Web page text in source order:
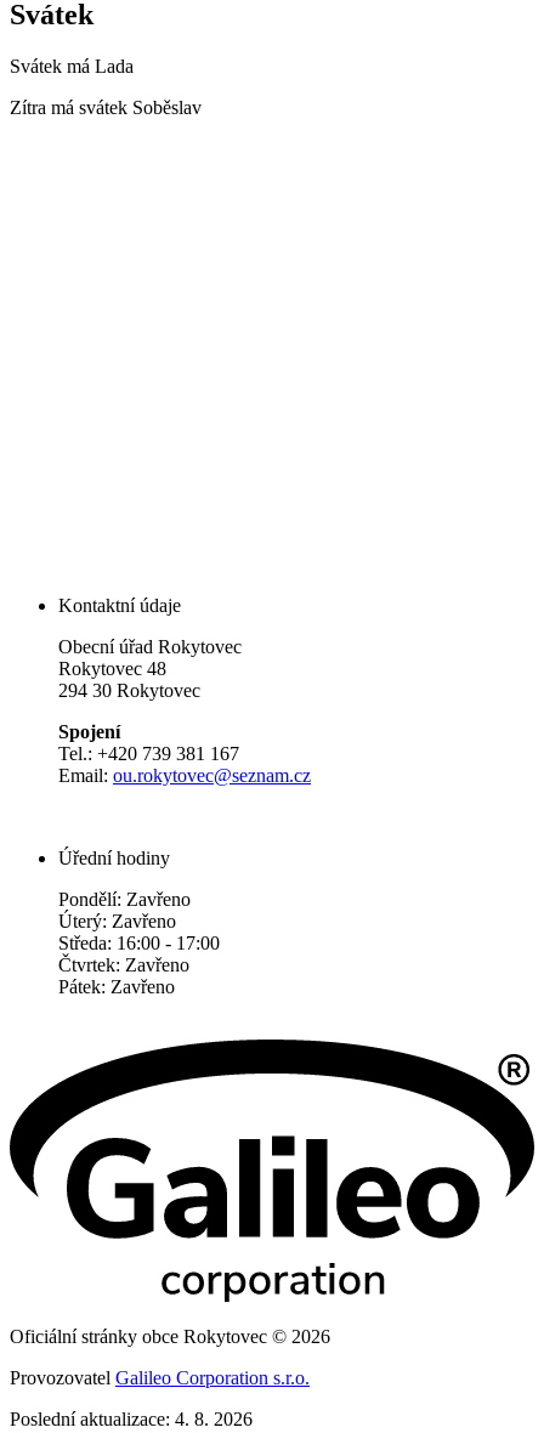
Svátek
Svátek má Lada
Zítra má svátek Soběslav
Kontaktní údaje
Obecní úřad Rokytovec
Rokytovec 48
294 30 Rokytovec
Spojení
Tel.: +420 739 381 167
Email: ou.rokytovec@seznam.cz
Úřední hodiny
Pondělí: Zavřeno
Úterý: Zavřeno
Středa: 16:00 - 17:00
Čtvrtek: Zavřeno
Pátek: Zavřeno
Oficiální stránky obce Rokytovec © 2026
Provozovatel Galileo Corporation s.r.o.
Poslední aktualizace: 4. 8. 2026